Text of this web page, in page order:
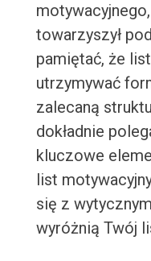
towarzyszył
pamiętać, że
utrzymywać
zalecaną
dokładnie
kluczowe
list
się z
wyróżnią Twój